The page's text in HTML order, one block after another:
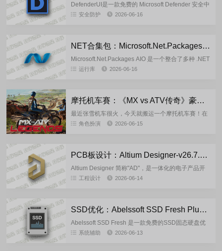
DefenderUI是一款免费的 Microsoft Defender 安全中
心配置工具，由第三方杀毒软件 VoodooShield 的开
安全防护 2026-06-16
NET合集包：Microsoft.Net.Packages.AIO.v09.06.26
Microsoft.Net.Packages AIO 是一个整合了多种 .NET
框架版本的合集包，旨在为开发者和用户提供一站式
运行库 2026-06-16
摩托机车賽：《MX vs ATV传奇》豪华版 [v 5.04+DLC]-FitGirl 重置版
最近张雪机车很火，今天就搬运一个摩托机车賽！在
《MX vs ATV Legends》中，多样的赛道和生涯模式
角色扮演 2026-06-15
PCB板设计：Altium Designer-v26.7.1.11 多语言版
Altium Designer 简称"AD"，是一体化的电子产品开
发系统。Altium Designer将原理图设计、电路仿真、
工程设计 2026-06-14
SSD优化：Abelssoft SSD Fresh Plus 2026-15.05.73582 多语言绿色便携版
Abelssoft SSD Fresh 是一款免费的SSD固态硬盘优
化工具，Abelssoft SSD Fresh 会配置你的 Windows
系统辅助 2026-06-13